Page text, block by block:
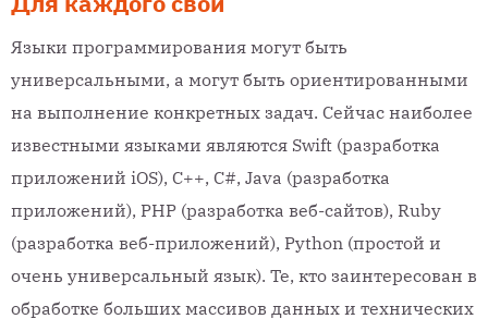
Языки программирования могут быть
универсальными, а могут быть ориентированными
на выполнение конкретных задач. Сейчас наиболее
известными языками являются Swift (разработка
приложений iOS), C++, C#, Java (разработка
приложений), PHP (разработка веб-сайтов), Ruby
(разработка веб-приложений), Python (простой и
очень универсальный язык). Те, кто заинтересован в
обработке больших массивов данных и технических